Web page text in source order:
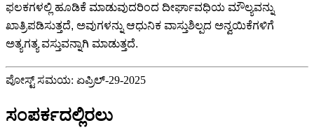
ಫಲಕಗಳಲ್ಲಿ ಹೂಡಿಕೆ ಮಾಡುವುದರಿಂದ ದೀರ್ಘಾವಧಿಯ ಮೌಲ್ಯವನ್ನು
ಖಾತ್ರಿಪಡಿಸುತ್ತದೆ, ಅವುಗಳನ್ನು ಆಧುನಿಕ ವಾಸ್ತುಶಿಲ್ಪದ ಅನ್ವಯಿಕೆಗಳಿಗೆ
ಅತ್ಯಗತ್ಯ ವಸ್ತುವನ್ನಾಗಿ ಮಾಡುತ್ತದೆ.
ಪೋಸ್ಟ್ ಸಮಯ: ಏಪ್ರಿಲ್-29-2025
ಸಂಪರ್ಕದಲ್ಲಿರಲು